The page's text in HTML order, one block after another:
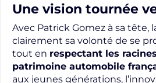
Une vision tournée
Avec Patrick Gomez à sa tête,
clairement sa volonté de se
tout en respectant les
patrimoine automobile
aux jeunes générations,